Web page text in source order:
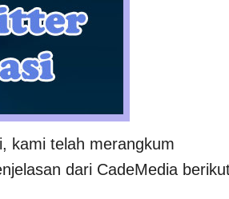
kami telah merangkum
dari CadeMedia